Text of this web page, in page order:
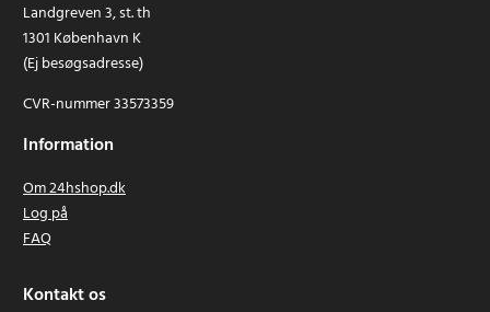
Landgreven 3, st. th
1301 København K
(Ej besøgsadresse)
CVR-nummer 33573359
Information
Om 24hshop.dk
Log på
FAQ
Kontakt os